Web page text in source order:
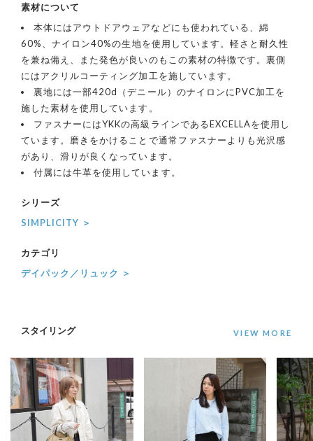
素材について
本体にはアウトドアウェアなどにも使われている、綿
60%、ナイロン40%の生地を使用しています。軽さと耐久性
を兼ね備え、また発色が良いのもこの素材の特徴です。裏側
にはアクリルコーティング加工を施しています。
裏地には一部420d（デニール）のナイロンにPVC加工を
施した素材を使用しています。
ファスナーにはYKKの高級ラインであるEXCELLAを使用し
ています。磨きをかけることで通常ファスナーよりも光沢感
があり、滑りが良くなっています。
付属には牛革を使用しています。
シリーズ
SIMPLICITY ＞
カテゴリ
デイパック／リュック ＞
スタイリング